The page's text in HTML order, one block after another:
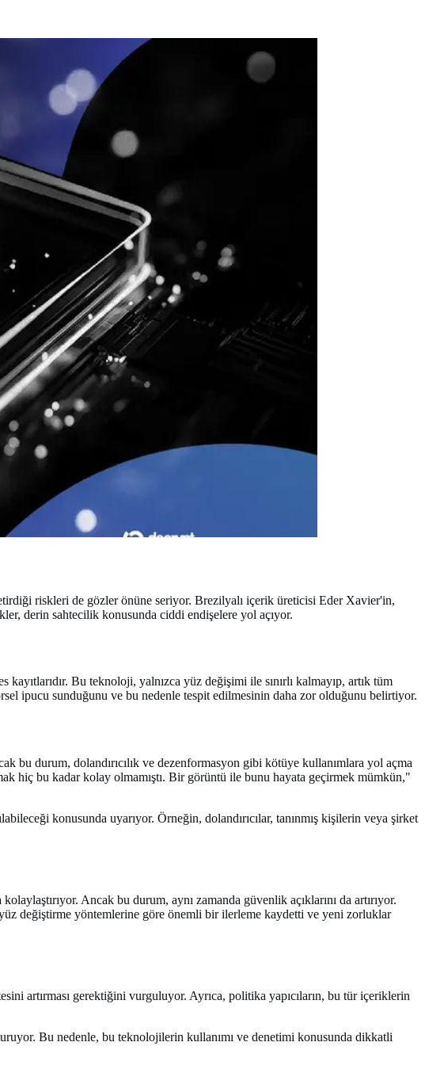
riskleri de gözler önüne seriyor. Brezilyalı içerik üreticisi Eder Xavier'in,
derin sahtecilik konusunda ciddi endişelere yol açıyor.
Bu teknoloji, yalnızca yüz değişimi ile sınırlı kalmayıp, artık tüm
ipucu sunduğunu ve bu nedenle tespit edilmesinin daha zor olduğunu belirtiyor.
durum, dolandırıcılık ve dezenformasyon gibi kötüye kullanımlara yol açma
hiç bu kadar kolay olmamıştı. Bir görüntü ile bunu hayata geçirmek mümkün,"
konusunda uyarıyor. Örneğin, dolandırıcılar, tanınmış kişilerin veya şirket
Ancak bu durum, aynı zamanda güvenlik açıklarını da artırıyor.
değiştirme yöntemlerine göre önemli bir ilerleme kaydetti ve yeni zorluklar
artırması gerektiğini vurguluyor. Ayrıca, politika yapıcıların, bu tür içeriklerin
Bu nedenle, bu teknolojilerin kullanımı ve denetimi konusunda dikkatli